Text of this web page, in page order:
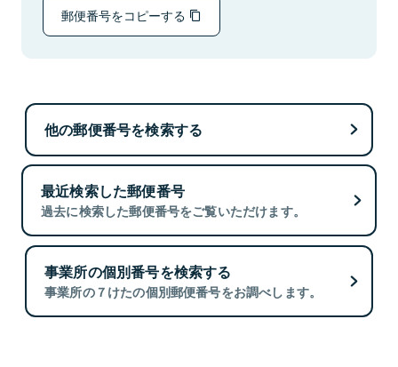
郵便番号をコピーする
他の郵便番号を検索する
最近検索した郵便番号
過去に検索した郵便番号をご覧いただけます。
事業所の個別番号を検索する
事業所の７けたの個別郵便番号をお調べします。